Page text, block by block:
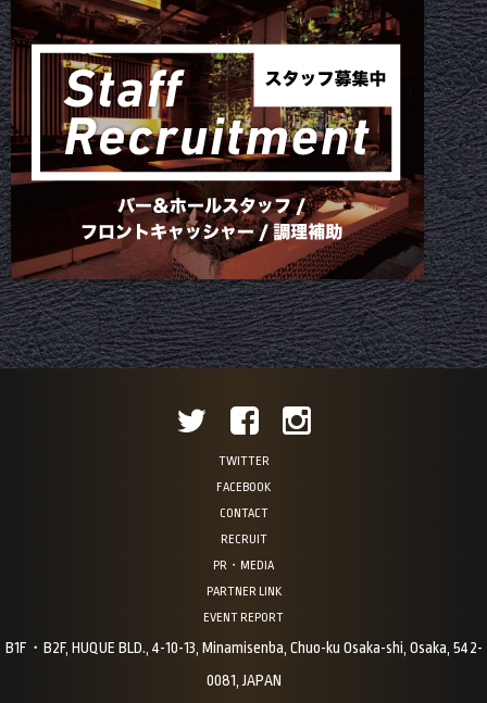
TWITTER
FACEBOOK
CONTACT
RECRUIT
PR・MEDIA
PARTNER LINK
EVENT REPORT
B1F・B2F, HUQUE BLD., 4-10-13, Minamisenba, Chuo-ku Osaka-shi, Osaka, 542-
0081, JAPAN